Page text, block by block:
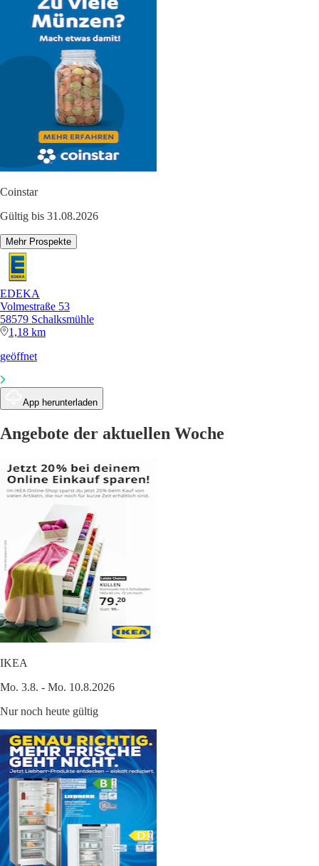
Coinstar
Gültig bis 31.08.2026
Mehr Prospekte
EDEKA
Volmestraße 53
58579 Schalksmühle
1,18 km
geöffnet
App herunterladen
Angebote der aktuellen Woche
IKEA
Mo. 3.8. - Mo. 10.8.2026
Nur noch heute gültig